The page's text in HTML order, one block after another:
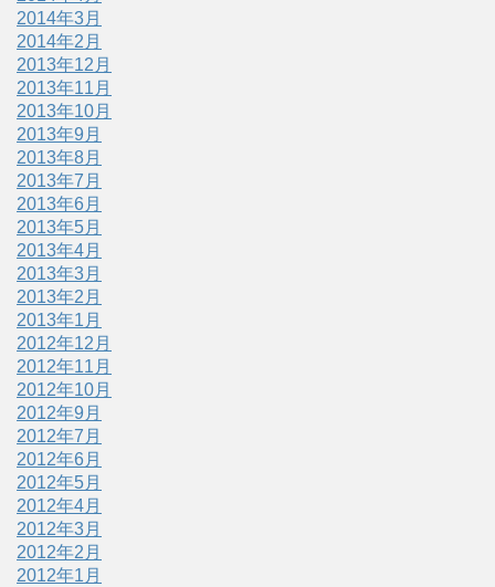
2014年3月
2014年2月
2013年12月
2013年11月
2013年10月
2013年9月
2013年8月
2013年7月
2013年6月
2013年5月
2013年4月
2013年3月
2013年2月
2013年1月
2012年12月
2012年11月
2012年10月
2012年9月
2012年7月
2012年6月
2012年5月
2012年4月
2012年3月
2012年2月
2012年1月